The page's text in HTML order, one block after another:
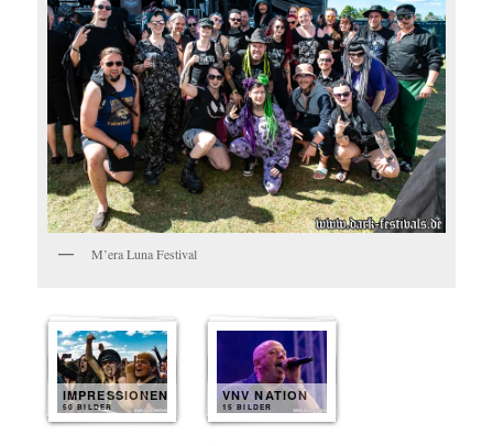
M’era Luna Festival
IMPRESSIONEN
50 BILDER
VNV NATION
15 BILDER